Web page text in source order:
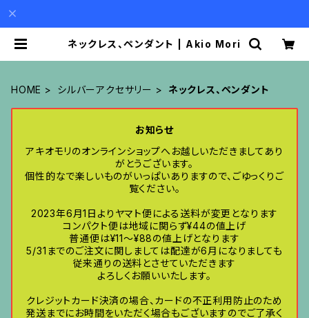
ネックレス、ペンダント | Akio Mori
HOME シルバーアクセサリー ネックレス、ペンダント
お知らせ
アキオモリのオンラインショップへお越しいただきましてあり
がとうございます。
個性的なで楽しいものがいっぱいありますので、ごゆっくりご
覧ください。
2023年6月1日よりヤマト便による送料が変更となります
コンパクト便は地域に関らず¥44の値上げ
普通便は¥11〜¥88の値上げとなります
5/31までのご注文に関しましては配達が6月になりましても
従来通りの送料とさせていただきます
よろしくお願いいたします。
クレジットカード決済の場合、カードの不正利用防止のため
発送までにお時間をいただく場合もございますのでご了承く